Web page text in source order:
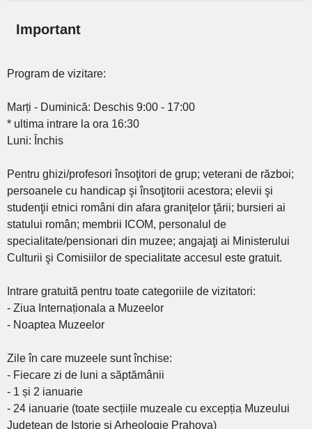
Important
Program de vizitare:
Marți - Duminică: Deschis 9:00 - 17:00
* ultima intrare la ora 16:30
Luni: Închis
Pentru ghizi/profesori însoţitori de grup; veterani de război;
persoanele cu handicap şi însoţitorii acestora; elevii şi
studenţii etnici români din afara graniţelor ţării; bursieri ai
statului român; membrii ICOM, personalul de
specialitate/pensionari din muzee; angajaţi ai Ministerului
Culturii şi Comisiilor de specialitate accesul este gratuit.
Intrare gratuită pentru toate categoriile de vizitatori:
- Ziua Internaționala a Muzeelor
- Noaptea Muzeelor
Zile în care muzeele sunt închise:
- Fiecare zi de luni a săptămânii
- 1 și 2 ianuarie
- 24 ianuarie (toate secțiile muzeale cu excepția Muzeului
Județean de Istorie și Arheologie Prahova)